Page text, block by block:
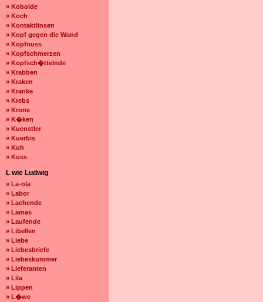
» Kobolde
» Koch
» Kontaktlinsen
» Kopf gegen die Wand
» Kopfnuss
» Kopfschmerzen
» Kopfsch�ttelnde
» Krabben
» Kraken
» Kranke
» Krebs
» Krone
» K�ken
» Kuenstler
» Kuerbis
» Kuh
» Kuss
L wie Ludwig
» La-ola
» Labor
» Lachende
» Lamas
» Laufende
» Libellen
» Liebe
» Liebesbriefe
» Liebeskummer
» Lieferanten
» Lila
» Lippen
» L�we